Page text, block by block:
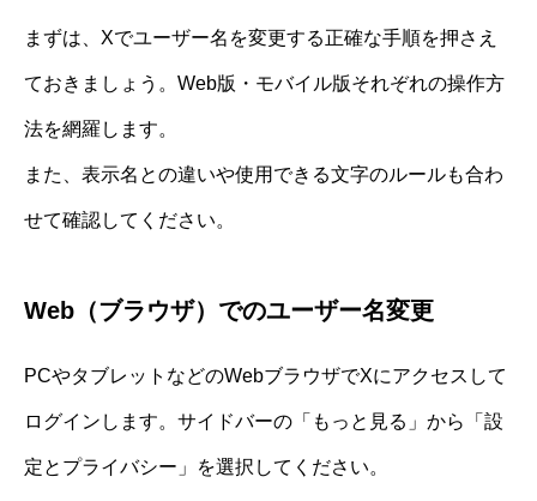
まずは、Xでユーザー名を変更する正確な手順を押さえ
ておきましょう。Web版・モバイル版それぞれの操作方
法を網羅します。
また、表示名との違いや使用できる文字のルールも合わ
せて確認してください。
Web（ブラウザ）でのユーザー名変更
PCやタブレットなどのWebブラウザでXにアクセスして
ログインします。サイドバーの「もっと見る」から「設
定とプライバシー」を選択してください。